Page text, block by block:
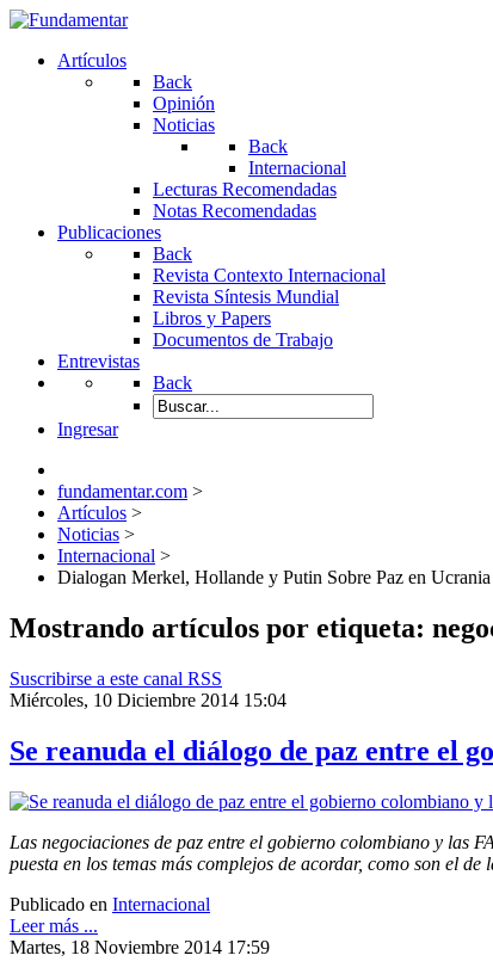
Artículos
Back
Opinión
Noticias
Back
Internacional
Lecturas Recomendadas
Notas Recomendadas
Publicaciones
Back
Revista Contexto Internacional
Revista Síntesis Mundial
Libros y Papers
Documentos de Trabajo
Entrevistas
Back
Ingresar
fundamentar.com >
Artículos >
Noticias >
Internacional >
Dialogan Merkel, Hollande y Putin Sobre Paz en Ucrania
Mostrando artículos por etiqueta:
Suscribirse a este canal RSS
Miércoles, 10 Diciembre 2014 15:04
Se reanuda el diálogo de paz entre el
Las negociaciones de paz entre el gobierno colombiano y las
puesta en los temas más complejos de acordar, como son el
Publicado en Internacional
Leer más ...
Martes, 18 Noviembre 2014 17:59